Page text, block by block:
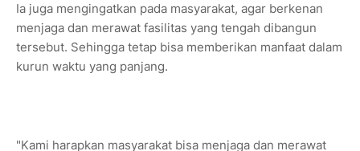
Ia juga mengingatkan pada masyarakat, agar berkenan
menjaga dan merawat fasilitas yang tengah dibangun
tersebut. Sehingga tetap bisa memberikan manfaat dalam
kurun waktu yang panjang.
"Kami harapkan masyarakat bisa menjaga dan merawat